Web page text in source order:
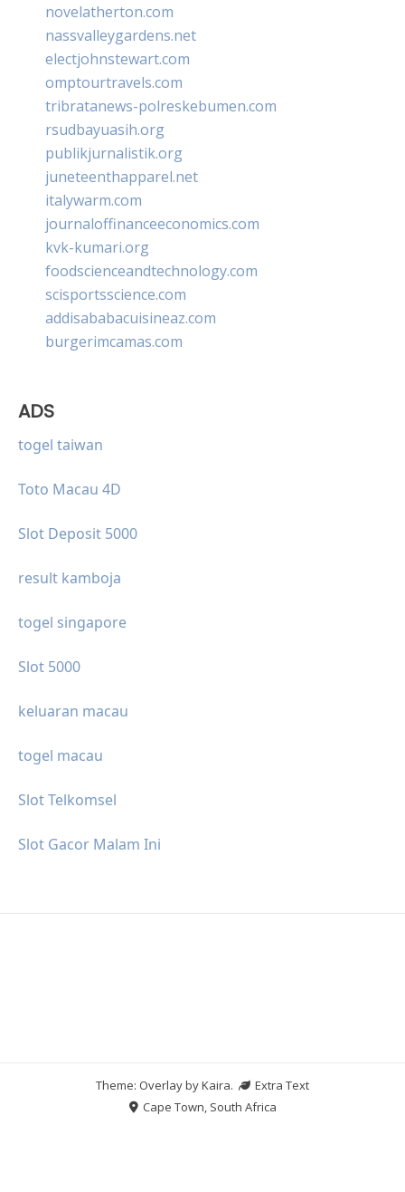
novelatherton.com
nassvalleygardens.net
electjohnstewart.com
omptourtravels.com
tribratanews-polreskebumen.com
rsudbayuasih.org
publikjurnalistik.org
juneteenthapparel.net
italywarm.com
journaloffinanceeconomics.com
kvk-kumari.org
foodscienceandtechnology.com
scisportsscience.com
addisababacuisineaz.com
burgerimcamas.com
ADS
togel taiwan
Toto Macau 4D
Slot Deposit 5000
result kamboja
togel singapore
Slot 5000
keluaran macau
togel macau
Slot Telkomsel
Slot Gacor Malam Ini
Theme: Overlay byKaira.
Extra Text
Cape Town, South Africa